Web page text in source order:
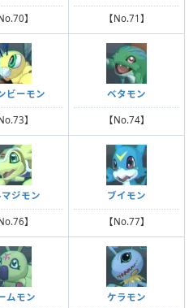
】 【No.71】
ビーモン
】
ベタモン
【No.74】
ジモン
】
ブイモン
【No.77】
ムモン ケラモン